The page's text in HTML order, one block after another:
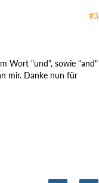
#3
Wort "und", sowie "and"
mir. Danke nun für